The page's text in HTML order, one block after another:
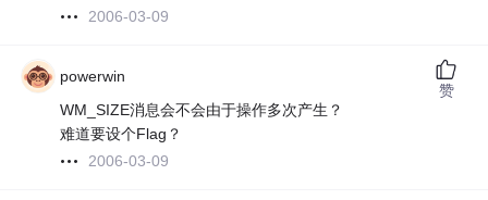
2006-03-09
powerwin
WM_SIZE消息会不会由于操作多次产生？
难道要设个Flag？
2006-03-09
赞